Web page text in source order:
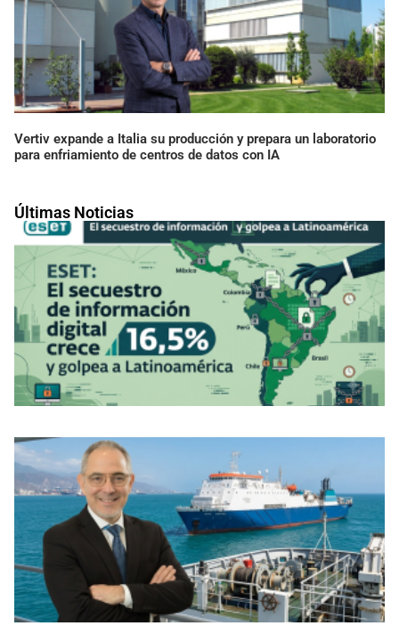
Últimas Noticias
Vertiv expande a Italia su producción y prepara un laboratorio
para enfriamiento de centros de datos con IA